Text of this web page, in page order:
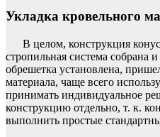
Укладка кровельного
В целом, конструкция
стропильная система собрана
обрешетка установлена,
материала, чаще всего
принимать индивидуальное
конструкцию отдельно, т. к.
выполнить простые